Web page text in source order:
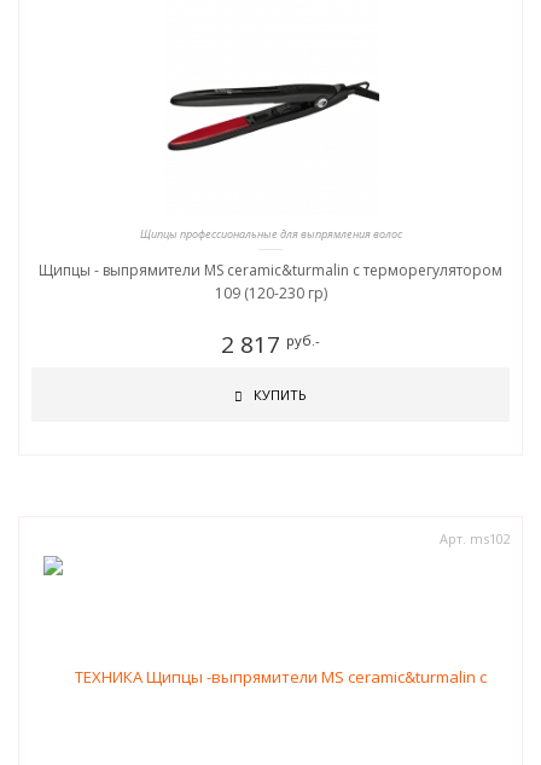
Щипцы профессиональные для выпрямления волос
Щипцы - выпрямители MS ceramic&turmalin c терморегулятором
109 (120-230 гр)
2 817 руб.-
КУПИТЬ
Арт. ms102